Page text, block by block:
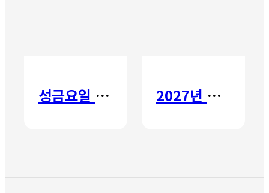
성금요일 칸타타 2027년 갈보리 어학원 유치부 신입생 모집